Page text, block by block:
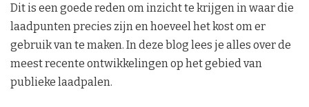
Dit is een goede reden om inzicht te krijgen in waar die
laadpunten precies zijn en hoeveel het kost om er
gebruik van te maken. In deze blog lees je alles over de
meest recente ontwikkelingen op het gebied van
publieke laadpalen.